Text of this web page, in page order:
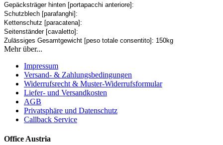
Gepäcksträger hinten [portapacchi anteriore]:
Schutzblech [parafanghi]:
Kettenschutz [paracatena]:
Seitenständer [cavaletto]:
Zulässiges Gesamtgewicht [peso totale consentito]: 150kg
Mehr über...
Impressum
Versand- & Zahlungsbedingungen
Widerrufsrecht & Muster-Widerrufsformular
Liefer- und Versandkosten
AGB
Privatsphäre und Datenschutz
Callback Service
Office Austria